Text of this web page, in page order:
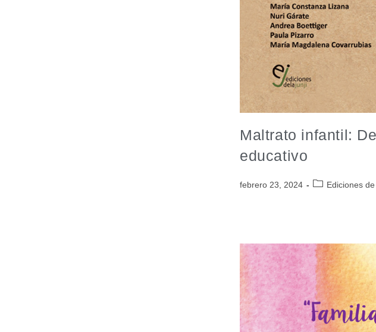
Maltrato infantil:
educativo
febrero 23, 2024 Ediciones